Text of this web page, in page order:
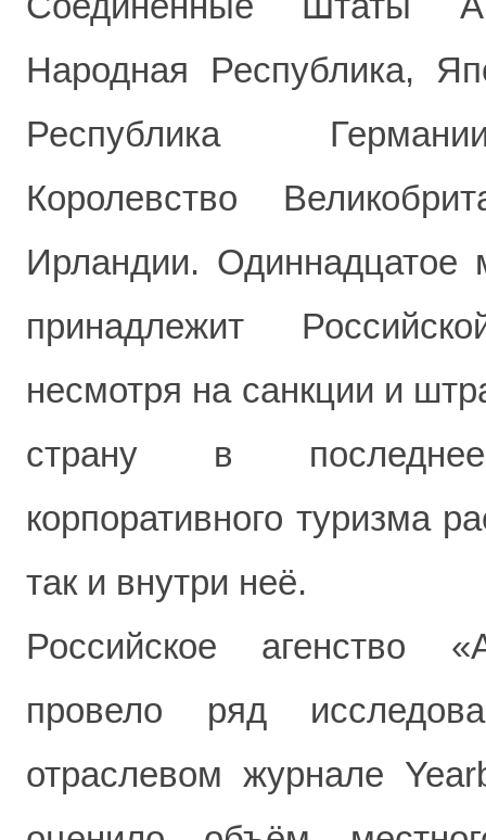
Народная Республика,
Республика
Королевство
Ирландии. Одиннадцатое
принадлежит
несмотря на санкции и
страну в
корпоративного туризма
так и внутри неё.
Российское агенство
провело ряд
отраслевом журнале